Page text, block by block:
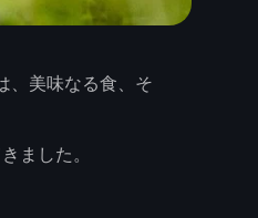
、美味なる食、そ
ました。